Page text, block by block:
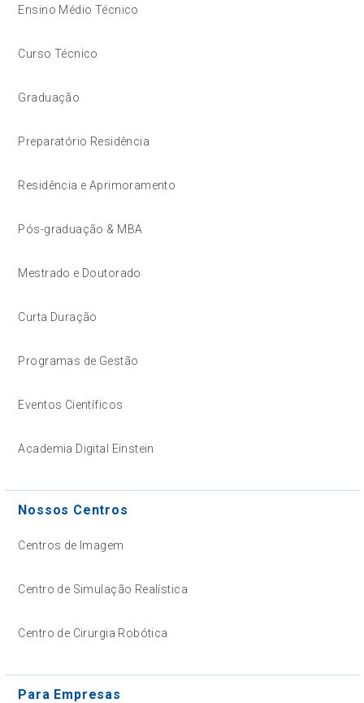
Ensino Médio Técnico
Curso Técnico
Graduação
Preparatório Residência
Residência e Aprimoramento
Pós-graduação & MBA
Mestrado e Doutorado
Curta Duração
Programas de Gestão
Eventos Científicos
Academia Digital Einstein
Nossos Centros
Centros de Imagem
Centro de Simulação Realística
Centro de Cirurgia Robótica
Para Empresas